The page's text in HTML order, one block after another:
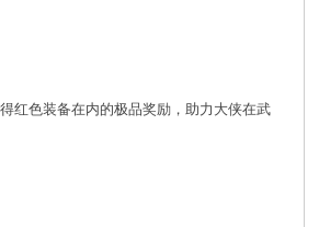
红色装备在内的极品奖励，助力大侠在武